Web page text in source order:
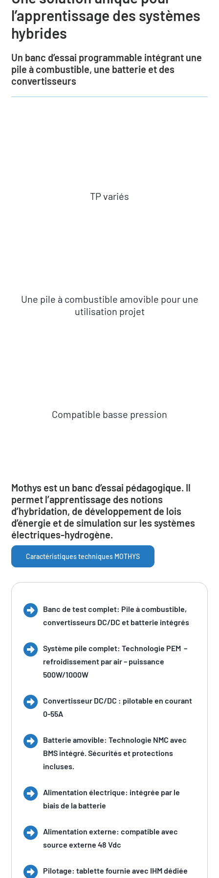
Qui sommes-nous
Actualités
Demander un devis
l’apprentissage des systèmes
hybrides
Un banc d’essai programmable intégrant une
pile à combustible, une batterie et des
convertisseurs
TP variés
Une pile à combustible amovible pour une
utilisation projet
Compatible basse pression
Mothys est un banc d’essai pédagogique. Il
permet l’apprentissage des notions
d’hybridation, de développement de lois
d’énergie et de simulation sur les systèmes
électriques-hydrogène.
Caractéristiques techniques MOTHYS
Banc de test complet: Pile à combustible,
convertisseurs DC/DC et batterie intégrés
Système pile complet: Technologie PEM –
refroidissement par air – puissance
500W/1000W
Convertisseur DC/DC : pilotable en courant
0-55A
Batterie amovible: Technologie NMC avec
BMS intégré. Sécurités et protections
incluses.
Alimentation électrique: intégrée par le
biais de la batterie
Alimentation externe: compatible avec
source externe 48 Vdc
Pilotage: tablette fournie avec IHM dédiée